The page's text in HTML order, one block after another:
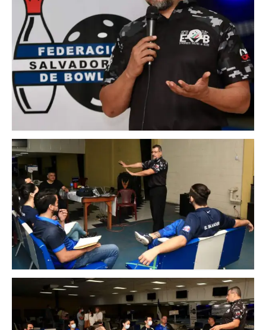
Baker 2026
SELECTIVO 2DA Y SENIOR
SEGUNDA
SENIOR
ABIERTO CON HANDICAP 2026
SELECTIVO MAYOR 2026
MASCULINO
FEMENINO
MAYOR MASCULINO
CAMPEONATO NACIONAL 2025
ROUND ROBIN
SEGUNDA MASCULINO
RR SENIOR